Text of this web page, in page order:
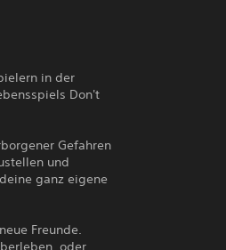
in der
Don't
Gefahren
und
ganz eigene
Freunde.
oder